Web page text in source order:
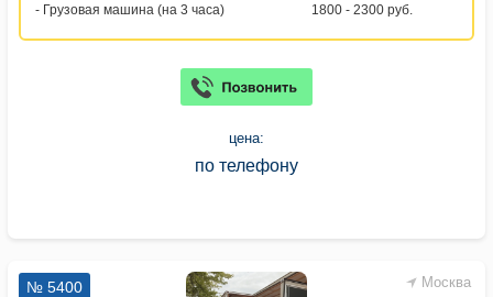
- Грузовая машина (на 3 часа) 1800 - 2300 руб.
цена:
по телефону
Москва
№ 5400